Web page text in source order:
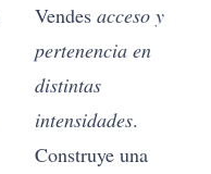
Vendesacceso y
pertenencia en
distintas
intensidades.
Construye una